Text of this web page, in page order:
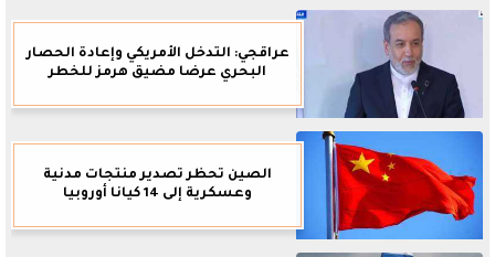
عراقجي: التدخل الأمريكي وإعادة الحصار
البحري عرضا مضيق هرمز للخطر
الصين تحظر تصدير منتجات مدنية
وعسكرية إلى 14 كيانا أوروبيا